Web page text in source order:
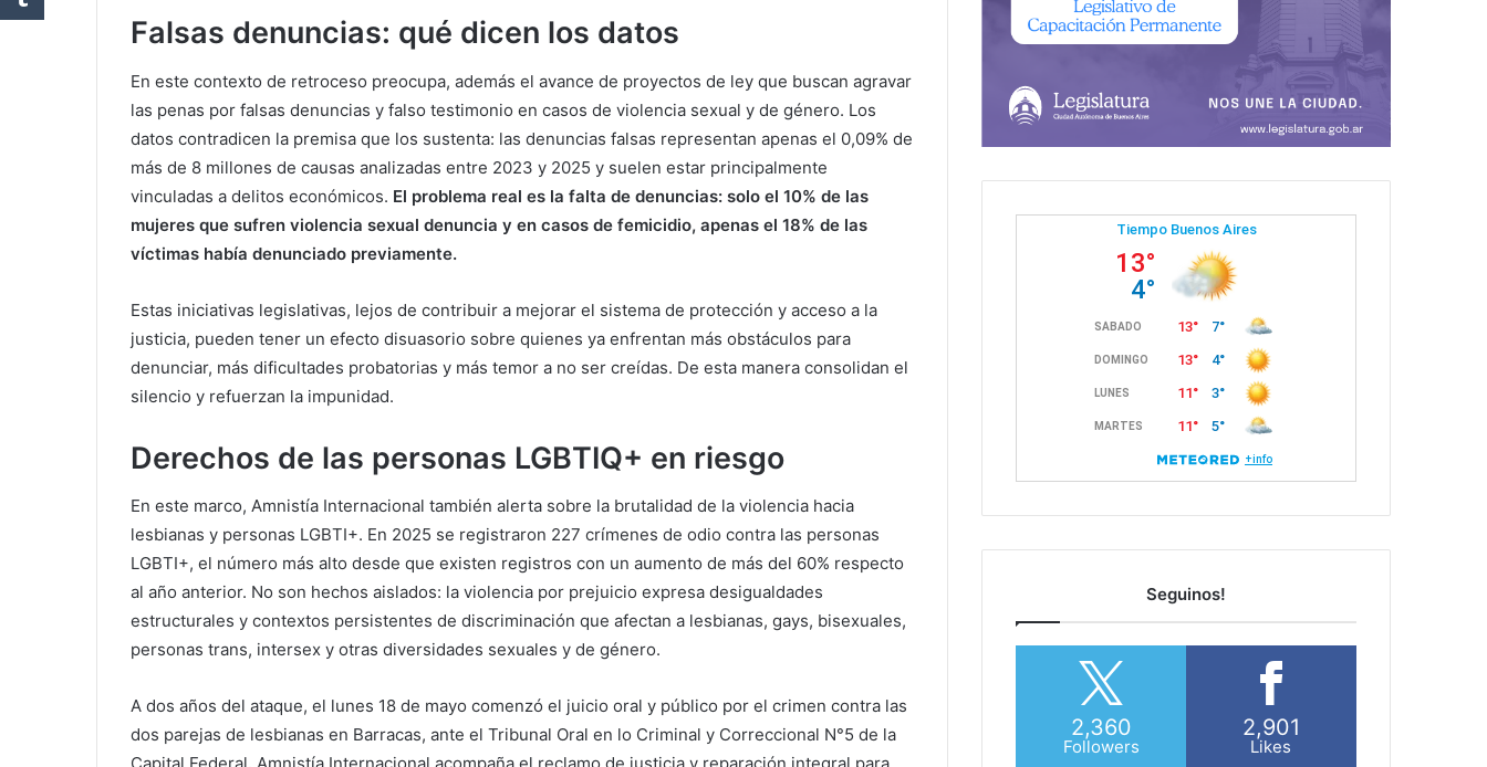
Falsas denuncias: qué dicen los datos
En este contexto de retroceso preocupa, además el avance de proyectos de ley que buscan agravar
las penas por falsas denuncias y falso testimonio en casos de violencia sexual y de género. Los
datos contradicen la premisa que los sustenta: las denuncias falsas representan apenas el 0,09% de
más de 8 millones de causas analizadas entre 2023 y 2025 y suelen estar principalmente
vinculadas a delitos económicos. El problema real es la falta de denuncias: solo el 10% de las
mujeres que sufren violencia sexual denuncia y en casos de femicidio, apenas el 18% de las
víctimas había denunciado previamente.
Estas iniciativas legislativas, lejos de contribuir a mejorar el sistema de protección y acceso a la
justicia, pueden tener un efecto disuasorio sobre quienes ya enfrentan más obstáculos para
denunciar, más dificultades probatorias y más temor a no ser creídas. De esta manera consolidan el
silencio y refuerzan la impunidad.
Derechos de las personas LGBTIQ+ en riesgo
En este marco, Amnistía Internacional también alerta sobre la brutalidad de la violencia hacia
lesbianas y personas LGBTI+. En 2025 se registraron 227 crímenes de odio contra las personas
LGBTI+, el número más alto desde que existen registros con un aumento de más del 60% respecto
al año anterior. No son hechos aislados: la violencia por prejuicio expresa desigualdades
estructurales y contextos persistentes de discriminación que afectan a lesbianas, gays, bisexuales,
personas trans, intersex y otras diversidades sexuales y de género.
A dos años del ataque, el lunes 18 de mayo comenzó el juicio oral y público por el crimen contra las
dos parejas de lesbianas en Barracas, ante el Tribunal Oral en lo Criminal y Correccional N°5 de la
Seguinos!
2,360
Followers
2,901
Likes